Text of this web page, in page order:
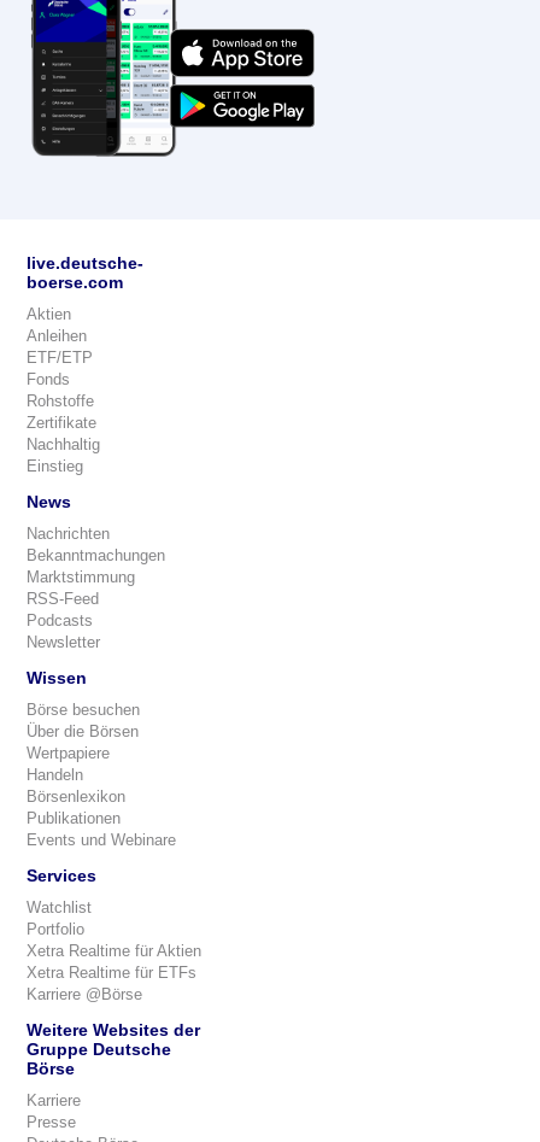
live.deutsche-
boerse.com
Aktien
Anleihen
ETF/ETP
Fonds
Rohstoffe
Zertifikate
Nachhaltig
Einstieg
News
Nachrichten
Bekanntmachungen
Marktstimmung
RSS-Feed
Podcasts
Newsletter
Wissen
Börse besuchen
Über die Börsen
Wertpapiere
Handeln
Börsenlexikon
Publikationen
Events und Webinare
Services
Watchlist
Portfolio
Xetra Realtime für Aktien
Xetra Realtime für ETFs
Karriere @Börse
Weitere Websites der
Gruppe Deutsche
Börse
Karriere
Presse